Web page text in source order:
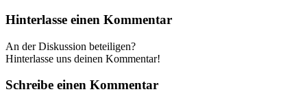
Hinterlasse einen Kommentar
An der Diskussion beteiligen?
Hinterlasse uns deinen Kommentar!
Schreibe einen Kommentar